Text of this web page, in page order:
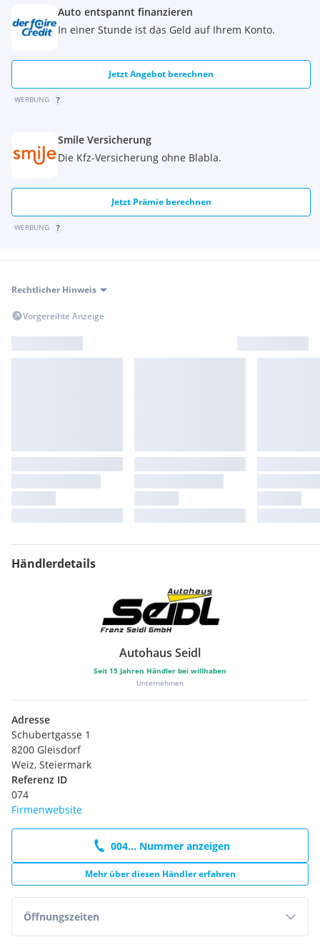
Auto entspannt finanzieren
In einer Stunde ist das Geld auf Ihrem Konto.
Jetzt Angebot berechnen
WERBUNG
Smile Versicherung
Die Kfz-Versicherung ohne Blabla.
Jetzt Prämie berechnen
WERBUNG
Rechtlicher Hinweis
Vorgereihte Anzeige
Händlerdetails
Autohaus Seidl
Seit 15 Jahren Händler bei willhaben
Unternehmen
Adresse
Schubertgasse 1
8200 Gleisdorf
Weiz, Steiermark
Referenz ID
074
Firmenwebsite
004... Nummer anzeigen
Mehr über diesen Händler erfahren
Öffnungszeiten